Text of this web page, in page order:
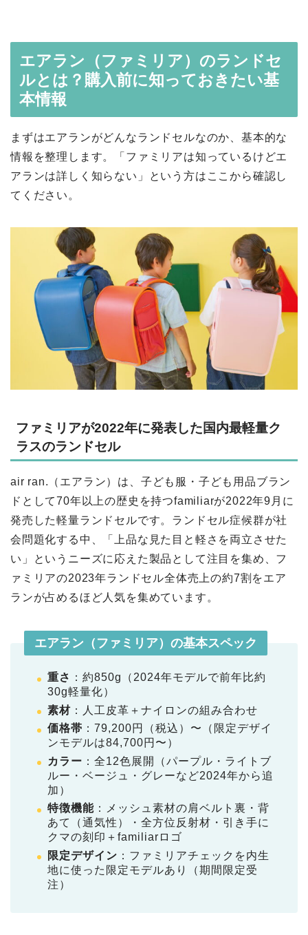
エアラン（ファミリア）のランドセ
ルとは？購入前に知っておきたい基
本情報
まずはエアランがどんなランドセルなのか、基本的な
情報を整理します。「ファミリアは知っているけどエ
アランは詳しく知らない」という方はここから確認し
てください。
ファミリアが2022年に発表した国内最軽量ク
ラスのランドセル
air ran.（エアラン）は、子ども服・子ども用品ブラン
ドとして70年以上の歴史を持つfamiliarが2022年9月に
発売した軽量ランドセルです。ランドセル症候群が社
会問題化する中、「上品な見た目と軽さを両立させた
い」というニーズに応えた製品として注目を集め、フ
ァミリアの2023年ランドセル全体売上の約7割をエア
ランが占めるほど人気を集めています。
エアラン（ファミリア）の基本スペック
重さ ：約850g（2024年モデルで前年比約
30g軽量化）
素材 ：人工皮革＋ナイロンの組み合わせ
価格帯 ：79,200円（税込）〜（限定デザイ
ンモデルは84,700円〜）
カラー ：全12色展開（パープル・ライトブ
ルー・ベージュ・グレーなど2024年から追
加）
特徴機能 ：メッシュ素材の肩ベルト裏・背
あて（通気性）・全方位反射材・引き手に
クマの刻印＋familiarロゴ
限定デザイン ：ファミリアチェックを内生
地に使った限定モデルあり（期間限定受
注）